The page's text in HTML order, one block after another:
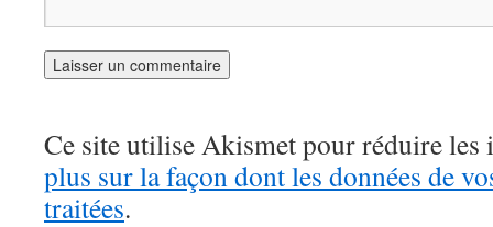
Ce site utilise Akismet pour réduire les
plus sur la façon dont les données de
traitées.